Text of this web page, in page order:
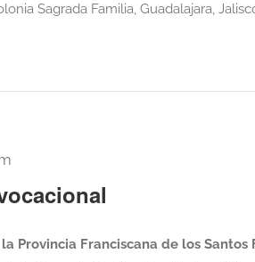
Sagrada Familia, Guadalajara,
Provincia Franciscana de los Santos